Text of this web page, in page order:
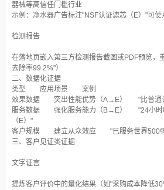
器械等高信任门槛行业‌
示例：净水器广告标注"NSF认证滤芯（E）"可使
检测报告‌
在落地页嵌入第三方检测报告截图或PDF预览，
去除率99.2%"）‌
二、数据化证据‌
类型‌
‌应用场景‌
‌案例‌
效果数据‌
突出性能优势（A→E）
"比普通
服务数据‌
强化服务能力（B→E）
"24小时
（E）"‌
客户规模‌
建立从众效应
"已服务世界500
三、客户见证类证据‌
文字证言‌
提炼客户评价中的量化结果（如"采购成本降低